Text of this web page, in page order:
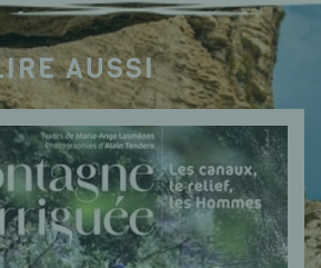
AUSSI